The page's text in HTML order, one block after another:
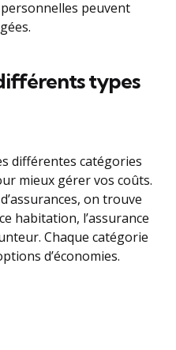
personnelles peuvent
types
différentes catégories
mieux gérer vos coûts.
on trouve
habitation, l’assurance
Chaque catégorie
d’économies.